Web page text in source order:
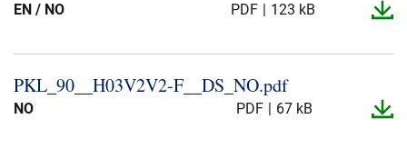
EN / NO
PDF 123 kB
PKL_​90_​_​H03V2V2-​F_​_​DS_​NO.​pdf
NO PDF 67 kB